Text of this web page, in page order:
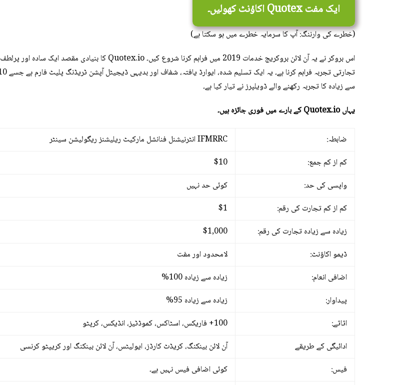
ភាសាខ្មែរ
ພາສາລາວ
македонски јазик
Українська
Azərbaycan
Հայերեն
ქართული
Қазақ тілі
ایک مفت Quotex اکاؤنٹ کھولیں۔
(خطرے کی وارننگ: آپ کا سرمایہ خطرے میں ہو سکتا ہے)
اس بروکر نے یہ آن لائن بروکریج خدمات 2019 میں فراہم کرنا شروع کیں۔ Quotex.io کا بنیادی مقصد ایک سادہ اور پرلطف
سے زیادہ کا تجربہ رکھنے والے ڈویلپرز نے تیار کیا ہے۔
یہاں Quotex.io کے بارے میں فوری جائزہ ہیں۔
ضابطہ:
IFMRRC انٹرنیشنل فنانشل مارکیٹ ریلیشنز ریگولیشن سینٹر
کم از کم جمع:
$10
واپسی کی حد:
کوئی حد نہیں
کم از کم تجارت کی رقم:
$1
زیادہ سے زیادہ تجارت کی رقم:
$1,000
ڈیمو اکاؤنٹ:
لامحدود اور مفت
اضافی انعام:
زیادہ سے زیادہ 100%
پیداوار:
زیادہ سے زیادہ 95%
اثاثے:
100+ فاریکس، اسٹاکس، کموڈٹیز، انڈیکس، کرپٹو
ادائیگی کے طریقے
آن لائن بینکنگ، کریڈٹ کارڈز، ایولیٹس، آن لائن بینکنگ اور کریپٹو کرنسی
فیس:
کوئی اضافی فیس نہیں ہے۔